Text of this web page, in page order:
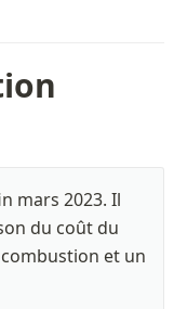
mars 2023. Il
du coût du
et un